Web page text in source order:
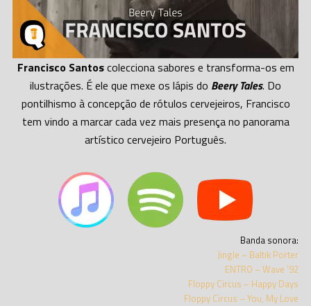
Francisco Santoscolecciona sabores e transforma-os em
ilustrações. É ele que mexe os lápis do Beery Tales. Do
pontilhismo à concepção de rótulos cervejeiros, Francisco
tem vindo a marcar cada vez mais presença no panorama
artístico cervejeiro Português.
Banda sonora:
Jingle – Baltik Porter
ENTRO – Wave ’92
Floppy Circus – Happy Days
Floppy Circus – You, My Love